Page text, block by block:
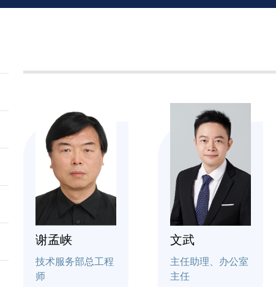
谢孟峡
技术服务部总工程
师
文武
主任助理、办公室
主任